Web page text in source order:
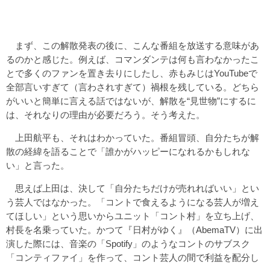
まず、この解散発表の後に、こんな番組を放送する意味があ
るのかと感じた。例えば、コマンダンテは何も言わなかったこ
とで多くのファンを置き去りにしたし、赤もみじはYouTubeで
全部言いすぎて（言わされすぎて）禍根を残している。どちら
がいいと簡単に言える話ではないが、解散を“見世物”にするに
は、それなりの理由が必要だろう。そう考えた。
上田航平も、それはわかっていた。番組冒頭、自分たちが解
散の経緯を語ることで「誰かがハッピーになれるかもしれな
い」と言った。
思えば上田は、決して「自分たちだけが売れればいい」とい
う芸人ではなかった。「コントで食えるようになる芸人が増え
てほしい」という思いからユニット「コント村」を立ち上げ、
村長を名乗っていた。かつて『日村がゆく』（AbemaTV）に出
演した際には、音楽の「Spotify」のようなコントのサブスク
「コンティファイ」を作って、コント芸人の間で利益を配分し